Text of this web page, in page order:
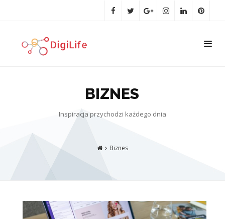
BIZNES
Inspiracja przychodzi każdego dnia
Biznes